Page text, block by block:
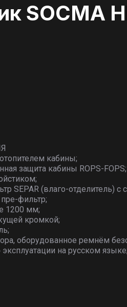
SOCMA
кабины;
защита кабины ROPS-FOPS;
SEPAR (влаго-отделитель) c
фильтр;
1200 мм;
кромкой;
оборудованное ремнём
на русском языке;